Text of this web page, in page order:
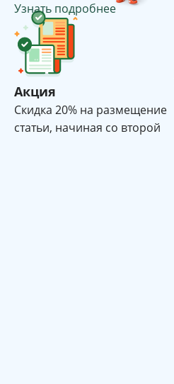
Узнать подробнее
Акция
Cкидка 20% на размещение
статьи, начиная со второй